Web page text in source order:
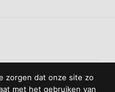
zorgen dat onze site zo
met het gebruiken van